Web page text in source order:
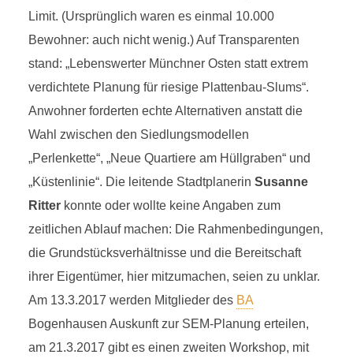
Limit. (Ursprünglich waren es einmal 10.000
Bewohner: auch nicht wenig.) Auf Transparenten
stand: „Lebenswerter Münchner Osten statt extrem
verdichtete Planung für riesige Plattenbau-Slums“.
Anwohner forderten echte Alternativen anstatt die
Wahl zwischen den Siedlungsmodellen
„Perlenkette“, „Neue Quartiere am Hüllgraben“ und
„Küstenlinie“. Die leitende Stadtplanerin Susanne
Ritterkonnte oder wollte keine Angaben zum
zeitlichen Ablauf machen: Die Rahmenbedingungen,
die Grundstücksverhältnisse und die Bereitschaft
ihrer Eigentümer, hier mitzumachen, seien zu unklar.
Am 13.3.2017 werden Mitglieder des BA
Bogenhausen Auskunft zur SEM-Planung erteilen,
am 21.3.2017 gibt es einen zweiten Workshop, mit